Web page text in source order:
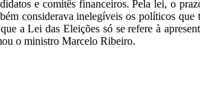
e comitês financeiros. Pela lei, o
considerava inelegíveis os políticos
a Lei das Eleições só se refere à
o ministro Marcelo Ribeiro.